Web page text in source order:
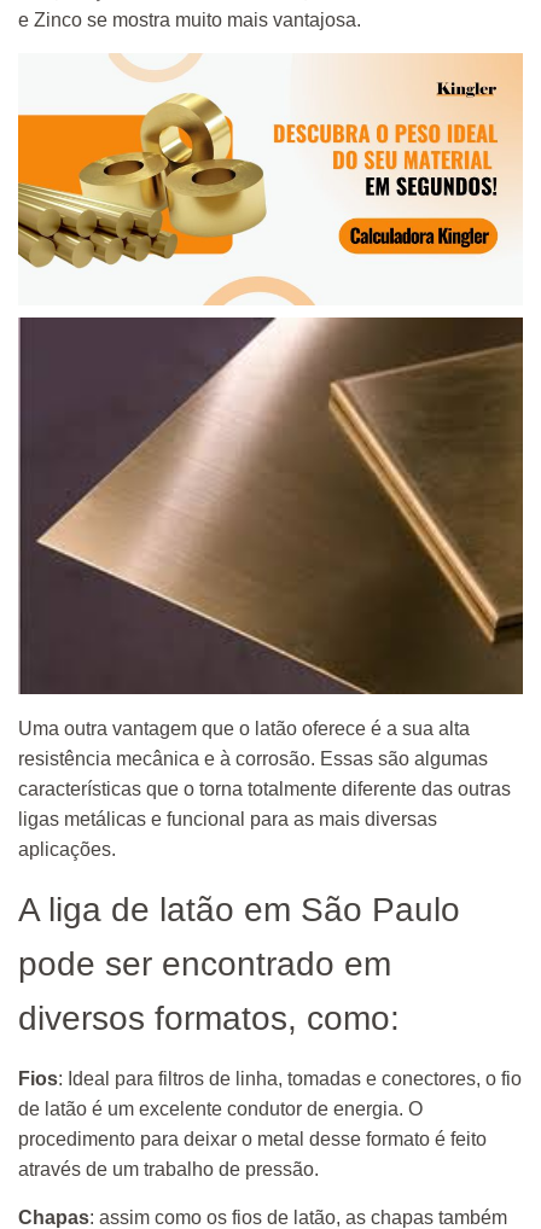
e Zinco se mostra muito mais vantajosa.
Uma outra vantagem que o latão oferece é a sua alta
resistência mecânica e à corrosão. Essas são algumas
características que o torna totalmente diferente das outras
ligas metálicas e funcional para as mais diversas
aplicações.
A liga de latão em São Paulo
pode ser encontrado em
diversos formatos, como:
Fios: Ideal para filtros de linha, tomadas e conectores, o fio
de latão é um excelente condutor de energia. O
procedimento para deixar o metal desse formato é feito
através de um trabalho de pressão.
Chapas: assim como os fios de latão, as chapas também